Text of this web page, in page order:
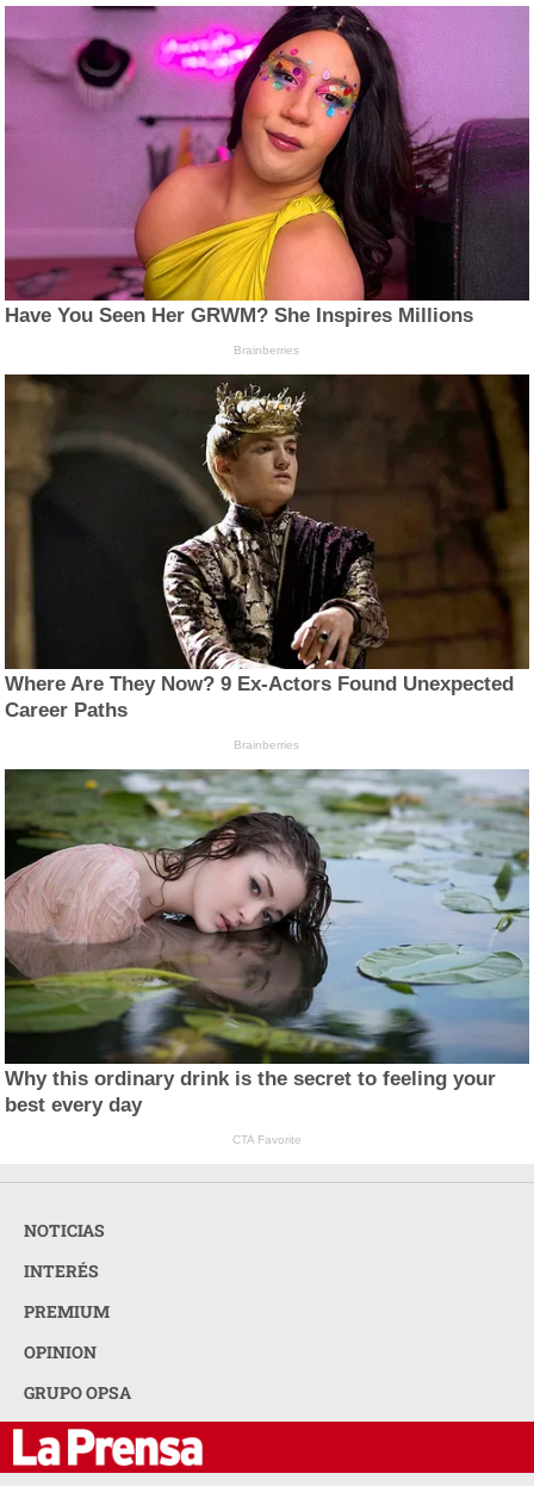
Have You Seen Her GRWM? She Inspires Millions
Brainberries
Where Are They Now? 9 Ex-Actors Found Unexpected
Career Paths
Brainberries
Why this ordinary drink is the secret to feeling your
best every day
CTA Favorite
NOTICIAS
INTERÉS
PREMIUM
OPINION
GRUPO OPSA